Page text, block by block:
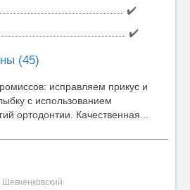
✔️
✔️
(45)
исправляем прикус и
с использованием
ортодонтии. Качественная...